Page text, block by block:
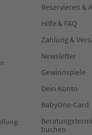
Reservieren &
Hilfe & FAQ
Zahlung &
Newsletter
Gewinnspiele
Dein Konto
BabyOne-Card
buchen